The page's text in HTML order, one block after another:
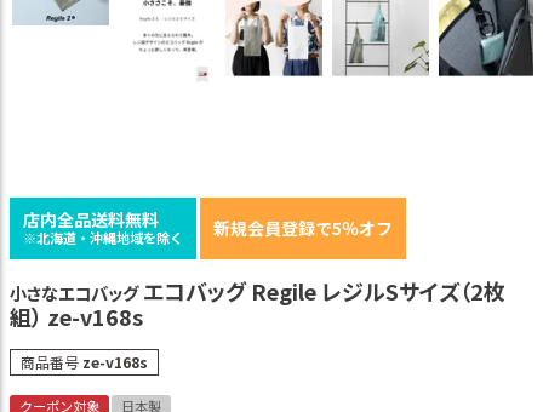
店内全品送料無料
※北海道・沖縄地域を除く 新規会員登録で5％オフ
小さなエコバッグ エコバッグ Regile レジルSサイズ（2枚
組） ze-v168s
商品番号 ze-v168s
クーポン対象 日本製